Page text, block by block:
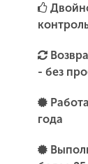
- без
года